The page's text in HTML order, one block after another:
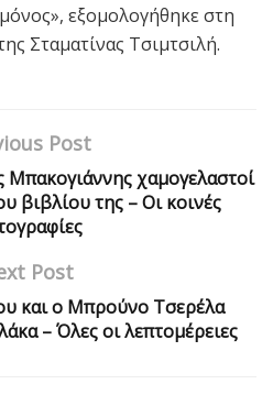
εξομολογήθηκε στη
Σταματίνας Τσιμτσιλή.
Post
Μπακογιάννης χαμογελαστοί
βιβλίου της – Οι κοινές
Post
και ο Μπρούνο Τσερέλα
– Όλες οι λεπτομέρειες